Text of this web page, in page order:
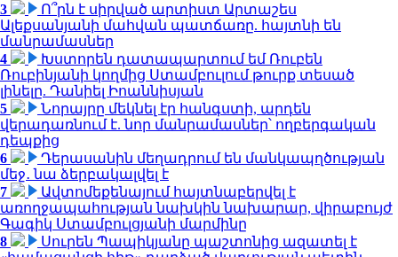
3
Ո՞րն է սիրված արտիստ Արտաշես
Ալեքսանյանի մահվան պատճառը. հայտնի են
մանրամասներ
4
Խստորեն դատապարտում եմ Ռուբեն
Ռուբինյանի կողմից Ստամբուլում թուրք տեսած
լինելը. Դանիել Իոաննիսյան
5
Նորայրը մեկնել էր հանգստի, արդեն
վերադառնում է. նոր մանրամասներ՝ ողբերգական
դեպքից
6
Դերասանին մեղադրում են մանկապղծության
մեջ․ նա ձերբակալվել է
7
Ավտոմեքենայում հայտնաբերվել է
առողջապահության նախկին նախարար, վիրաբույժ
Գագիկ Ստամբուլցյանի մարմինը
8
Սուրեն Պապիկյանը պաշտոնից ազատել է